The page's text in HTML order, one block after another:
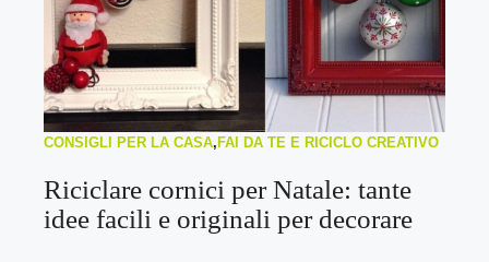
CONSIGLI PER LA CASA, FAI DA TE E RICICLO CREATIVO
Riciclare cornici per Natale: tante
idee facili e originali per decorare